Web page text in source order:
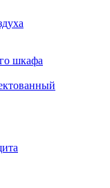
шкафа